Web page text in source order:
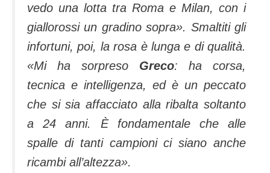
vedo una lotta tra Roma e Milan, con i
giallorossi un gradino sopra». Smaltiti gli
infortuni, poi, la rosa è lunga e di qualità.
«Mi ha sorpreso Greco: ha corsa,
tecnica e intelligenza, ed è un peccato
che si sia affacciato alla ribalta soltanto
a 24 anni. È fondamentale che alle
spalle di tanti campioni ci siano anche
ricambi all’altezza».